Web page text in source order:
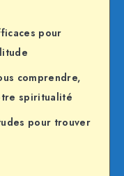
pour
comprendre,
spiritualité
pour trouver